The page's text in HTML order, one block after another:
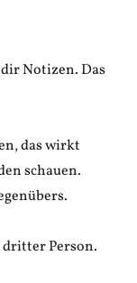
Notizen. Das
das wirkt
schauen.
dritter Person.